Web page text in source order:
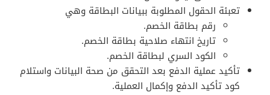
تعبئة الحقول المطلوبة ببيانات البطاقة وهي
رقم بطاقة الخصم.
تاريخ انتهاء صلاحية بطاقة الخصم.
الكود السري لبطاقة الخصم.
تأكيد عملية الدفع بعد التحقق من صحة البيانات واستلام
كود تأكيد الدفع وإكمال العملية.